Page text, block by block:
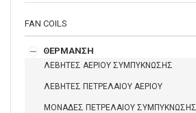
FAN COILS
ΘΕΡΜΑΝΣΗ
ΛΕΒΗΤΕΣ ΑΕΡΙΟΥ ΣΥΜΠΥΚΝΩΣΗΣ
ΛΕΒΗΤΕΣ ΠΕΤΡΕΛΑΙΟΥ ΑΕΡΙΟΥ
ΜΟΝΑΔΕΣ ΠΕΤΡΕΛΑΙΟΥ ΣΥΜΠΥΚΝΩΣΗΣ